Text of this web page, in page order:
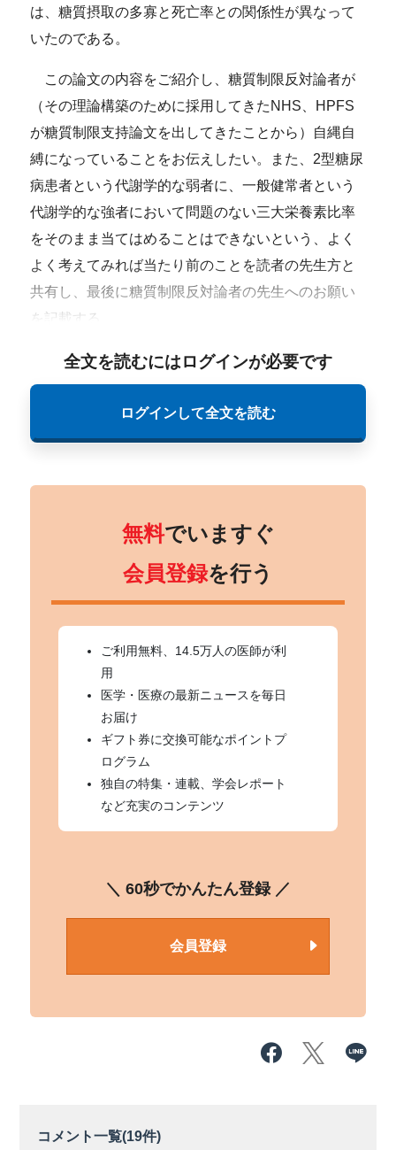
は、糖質摂取の多寡と死亡率との関係性が異なって
いたのである。
この論文の内容をご紹介し、糖質制限反対論者が
（その理論構築のために採用してきたNHS、HPFS
が糖質制限支持論文を出してきたことから）自縄自
縛になっていることをお伝えしたい。また、2型糖尿
病患者という代謝学的な弱者に、一般健常者という
代謝学的な強者において問題のない三大栄養素比率
をそのまま当てはめることはできないという、よく
よく考えてみれば当たり前のことを読者の先生方と
共有し、最後に糖質制限反対論者の先生へのお願い
を記載する。
全文を読むにはログインが必要です
ログインして全文を読む
無料でいますぐ
会員登録を行う
ご利用無料、14.5万人の医師が利
用
医学・医療の最新ニュースを毎日
お届け
ギフト券に交換可能なポイントプ
ログラム
独自の特集・連載、学会レポート
など充実のコンテンツ
＼ 60秒でかんたん登録 ／
会員登録
コメント一覧(19件)